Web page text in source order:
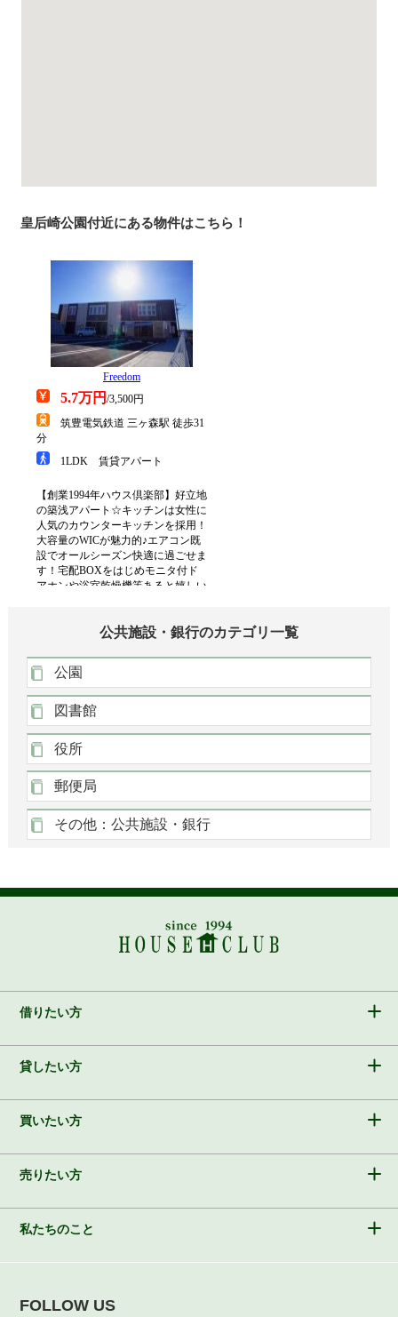
皇后崎公園付近にある物件はこちら！
公共施設・銀行のカテゴリ一覧
公園
図書館
役所
郵便局
その他：公共施設・銀行
借りたい方
貸したい方
買いたい方
売りたい方
私たちのこと
FOLLOW US